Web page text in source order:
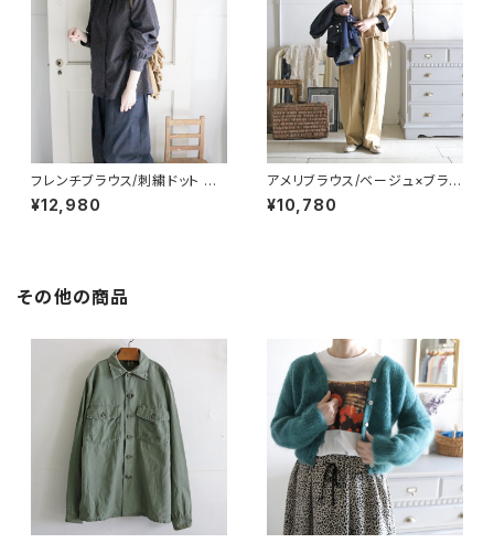
フレンチブラウス/刺繍ドット ブ
ラック
¥12,980
アメリブラウス/ベージュ×ブラッ
ク
¥10,780
その他の商品